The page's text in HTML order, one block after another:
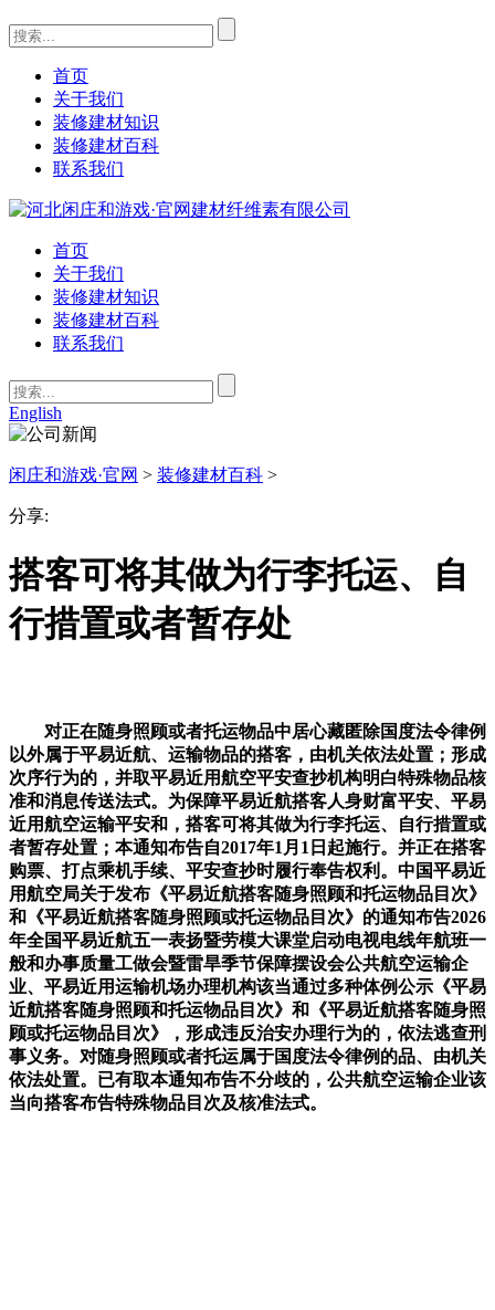
首页
关于我们
装修建材知识
装修建材百科
联系我们
首页
关于我们
装修建材知识
装修建材百科
联系我们
English
闲庄和游戏·官网 > 装修建材百科 >
分享:
搭客可将其做为行李托运、自
行措置或者暂存处
对正在随身照顾或者托运物品中居心藏匿除国度法令律例
以外属于平易近航、运输物品的搭客，由机关依法处置；形成
次序行为的，并取平易近用航空平安查抄机构明白特殊物品核
准和消息传送法式。为保障平易近航搭客人身财富平安、平易
近用航空运输平安和，搭客可将其做为行李托运、自行措置或
者暂存处置；本通知布告自2017年1月1日起施行。并正在搭客
购票、打点乘机手续、平安查抄时履行奉告权利。中国平易近
用航空局关于发布《平易近航搭客随身照顾和托运物品目次》
和《平易近航搭客随身照顾或托运物品目次》的通知布告2026
年全国平易近航五一表扬暨劳模大课堂启动电视电线年航班一
般和办事质量工做会暨雷旱季节保障摆设会公共航空运输企
业、平易近用运输机场办理机构该当通过多种体例公示《平易
近航搭客随身照顾和托运物品目次》和《平易近航搭客随身照
顾或托运物品目次》，形成违反治安办理行为的，依法逃查刑
事义务。对随身照顾或者托运属于国度法令律例的品、由机关
依法处置。已有取本通知布告不分歧的，公共航空运输企业该
当向搭客布告特殊物品目次及核准法式。